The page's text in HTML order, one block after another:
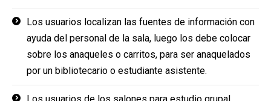
Los usuarios localizan las fuentes de información con
ayuda del personal de la sala, luego los debe colocar
sobre los anaqueles o carritos, para ser anaquelados
por un bibliotecario o estudiante asistente.